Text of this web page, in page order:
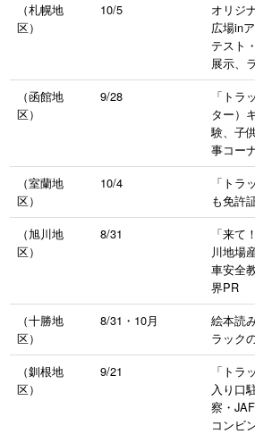
（札幌地
区）
10/5
オリジ
広場in
テスト
展示、
（函館地
区）
9/28
「ト
ター）
験、子
事コー
（室蘭地
区）
10/4
「トラ
も免許
（旭川地
区）
8/31
「来
川地場
車安全
界PR
（十勝地
区）
8/31・10月
絵本読
ラック
（釧根地
区）
9/21
「トラ
入り口
察・
コンビ